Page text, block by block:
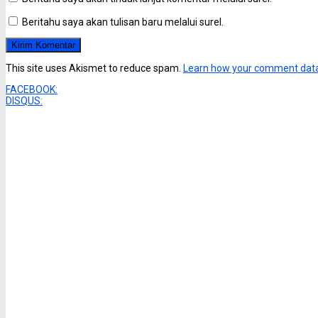
Beritahu saya akan tulisan baru melalui surel.
This site uses Akismet to reduce spam. Learn how your comment
FACEBOOK:
DISQUS: